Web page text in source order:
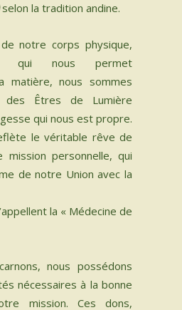
selon la tradition andine.
notre corps physique,
qui nous permet
matière, nous sommes
Êtres de Lumière
qui nous est propre.
le véritable rêve de
personnelle, qui
de notre Union avec la
la « Médecine de
nous possédons
nécessaires à la bonne
mission. Ces dons,